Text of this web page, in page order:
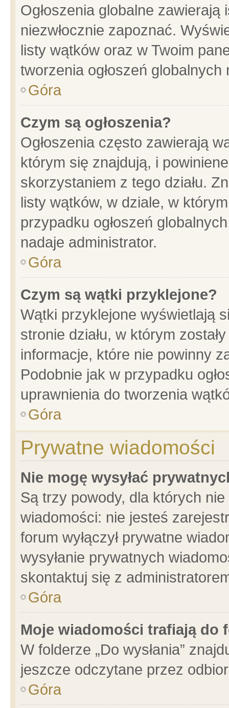
Ogłoszenia globalne
niezwłocznie zapoznać.
listy wątków oraz w Twoim
tworzenia ogłoszeń
Góra
Czym są ogłoszenia?
Ogłoszenia często zawierają
którym się znajdują, i
skorzystaniem z tego działu.
listy wątków, w dziale, w
przypadku ogłoszeń
nadaje administrator.
Góra
Czym są wątki przyklejone?
Wątki przyklejone wyświetlają
stronie działu, w którym
informacje, które nie powinny
Podobnie jak w przypadku
uprawnienia do tworzenia
Góra
Prywatne wiadomości
Nie mogę wysyłać
Są trzy powody, dla których
wiadomości: nie jesteś
forum wyłączył prywatne
wysyłanie prywatnych
skontaktuj się z
Góra
Moje wiadomości trafiają do
W folderze „Do wysłania”
jeszcze odczytane przez
Góra